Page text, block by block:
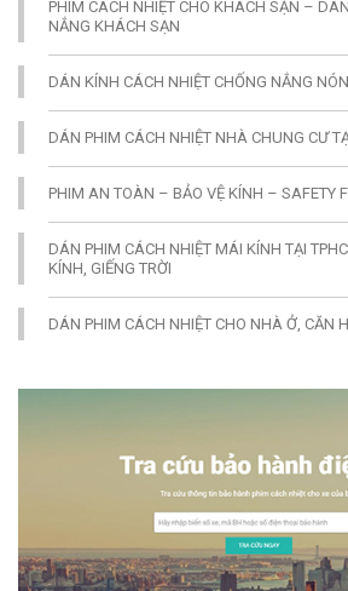
PHIM CÁCH NHIỆT CHO KHÁCH SẠN –
NẮNG KHÁCH SẠN
DÁN KÍNH CÁCH NHIỆT CHỐNG NẮNG
DÁN PHIM CÁCH NHIỆT NHÀ CHUNG CƯ
PHIM AN TOÀN – BẢO VỆ KÍNH – SAFETY
DÁN PHIM CÁCH NHIỆT MÁI KÍNH TẠI
KÍNH, GIẾNG TRỜI
DÁN PHIM CÁCH NHIỆT CHO NHÀ Ở, CĂN